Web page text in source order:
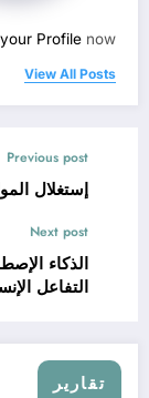
Profile now.
View All Posts
Previous post
إستغلال
Next post
الذكاء
التفاعل
تقارير